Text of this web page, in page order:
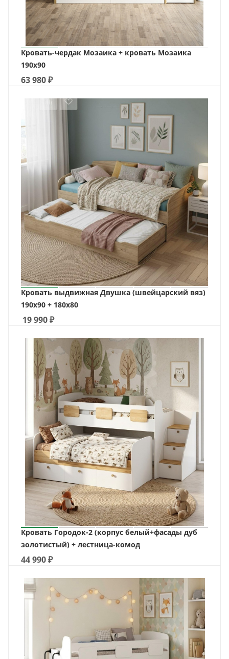
Кровать-чердак Мозаика + кровать Мозаика
190х90
63 980₽
Кровать выдвижная Двушка (швейцарский вяз)
190х90 + 180х80
19 990₽
Кровать Городок-2 (корпус белый+фасады дуб
золотистый) + лестница-комод
44 990₽